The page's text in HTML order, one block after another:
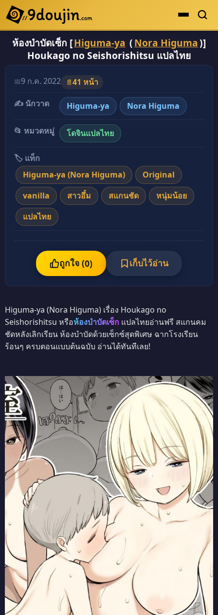
ดูเยอะสุด
คะแนนเยอะสุด
ระดับตำนาน
ยอดนิยม
เรื่องที่เก็บไว้
ห้องบำบัดเซ็ก [Higuma-ya (Nora Higuma)]
Houkago no Seishorishitsu แปลไทย
📅9 ก.ค. 2022 📄41 หน้า
✍️ นักวาด
Higuma-ya Nora Higuma
📂 หมวดหมู่ โดจินแปลไทย
🏷️ แท็ก
Higuma-ya (Nora Higuma)
Original
vanilla
สาวอึ๋ม สแกนชัด
หนุ่มน้อย
แปลไทย
ถูกใจ (0) เก็บไว้อ่าน
Higuma-ya (Nora Higuma) เรื่อง Houkago no
Seishorishitsu หรือห้องบำบัดเซ็ก แปลไทยอ่านฟรี สแกนคม
ชัดหลังเลิกเรียน ห้องบำบัดด้วยเซ็กซ์สุดพิเศษ ฉากโรงเรียน
ร้อนๆ ครบตอนแบบต้นฉบับ อ่านได้ทันทีเลย!